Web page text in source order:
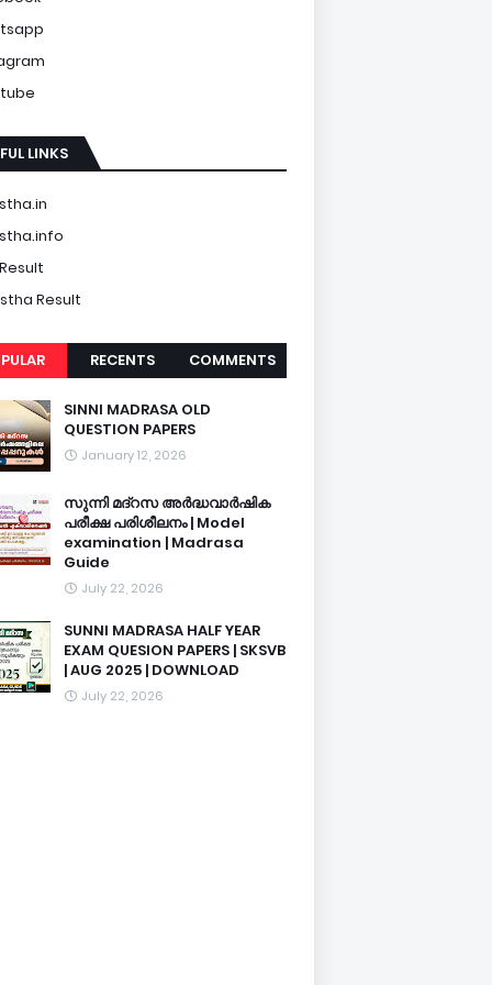
LINKS
Result
RECENTS COMMENTS
SINNI MADRASA OLD
QUESTION PAPERS
January 12, 2026
സുന്നി മദ്റസ അർദ്ധവാർഷിക
പരീക്ഷ പരിശീലനം | Model
examination | Madrasa
Guide
July 22, 2026
SUNNI MADRASA HALF YEAR
EXAM QUESION PAPERS | SKSVB
| AUG 2025 | DOWNLOAD
July 22, 2026